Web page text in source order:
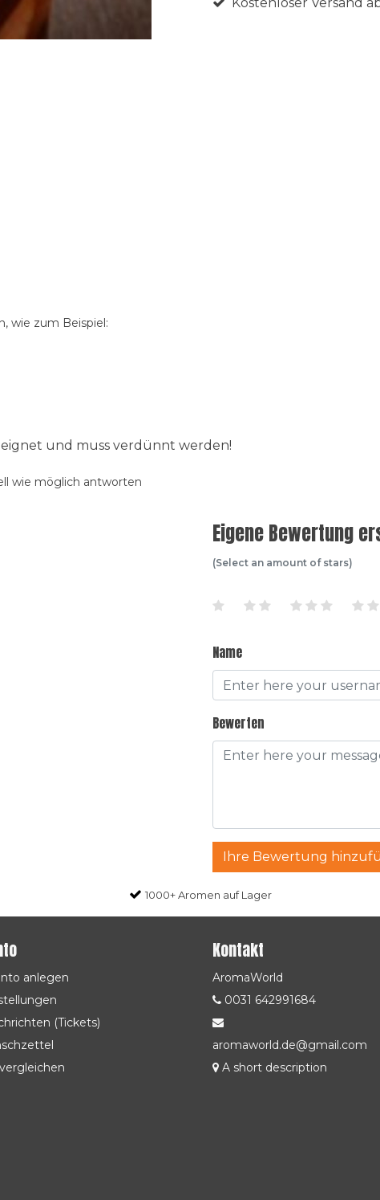
wie zum Beispiel:
und muss verdünnt werden!
wie möglich antworten
Eigene Bewertung
(Select an amount of stars)
Name
Bewerten
Ihre Bewertung
1000+ Aromen auf Lager
anlegen
(Tickets)
Kontakt
AromaWorld
0031 642991684
aromaworld.de@gmail.com
A short description